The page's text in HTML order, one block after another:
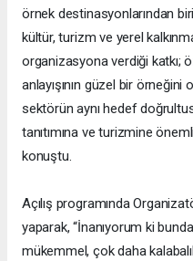
örnek destinasyonlarından
kültür, turizm ve yerel
organizasyona verdiği katkı;
anlayışının güzel bir
sektörün aynı hedef
tanıtımına ve turizmine
konuştu.
Açılış programında
yaparak, “İnanıyorum ki
mükemmel, çok daha